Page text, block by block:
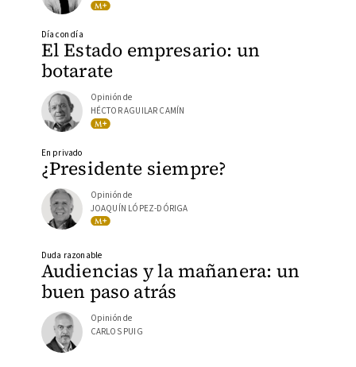
El Estado empresario: un
botarate
Día con día
Opinión de
HÉCTOR AGUILAR CAMÍN
¿Presidente siempre?
En privado
Opinión de
JOAQUÍN LÓPEZ-DÓRIGA
Audiencias y la mañanera: un
buen paso atrás
Duda razonable
Opinión de
CARLOS PUIG